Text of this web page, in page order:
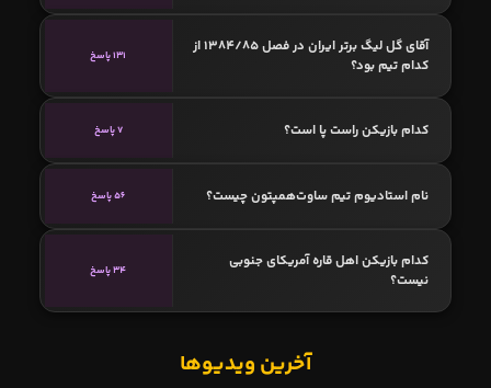
آقای گل لیگ برتر ایران در فصل 1384/85 از
کدام تیم بود؟
131 پاسخ
کدام بازیکن راست پا است؟ 7 پاسخ
نام استادیوم تیم ساوت‌همپتون چیست؟ 56 پاسخ
کدام بازیکن اهل قاره آمریکای جنوبی
نیست؟
34 پاسخ
آخرین ویدیوها